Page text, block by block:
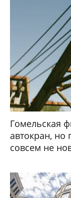
Гомельская
автокран, но
совсем не